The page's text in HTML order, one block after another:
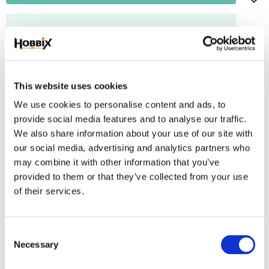
This website uses cookies
We use cookies to personalise content and ads, to
provide social media features and to analyse our traffic.
We also share information about your use of our site with
our social media, advertising and analytics partners who
may combine it with other information that you’ve
provided to them or that they’ve collected from your use
of their services.
Necessary
Fri frakt över 2500:-
Lagerstatus
14 m i lager
Artikelnr
I-446m
Jätteläcker paracord med en glittrande metallic tråd i guld.
Paracord tillverkad i USA, 100% Nylon. Brottstyrka 550 lbs. 7 innertrådar.
Tjocklek 3,2-4 mm